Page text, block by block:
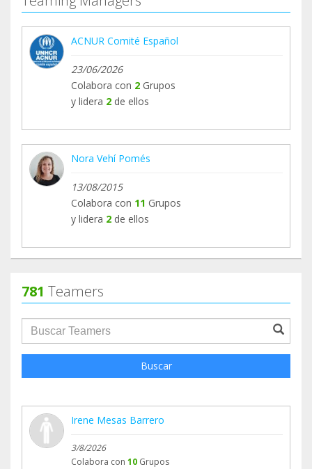
oportunidades de ingresos figuran entre las
principales preocupaciones de las personas que
regresan. Por ello, ACNUR mantiene su apoyo
tanto en los puntos de cruce como en las
comunidades de acogida y retorno, acompañando
a las familias en una etapa clave para reconstruir
Gracias a todos los y las teamers que hacen
posible esta respuesta cada día.
ACNUR Comité Español
23/06/2026
Colabora con 2 Grupos
y lidera 2 de ellos
Nora Vehí Pomés
13/08/2015
Colabora con 11 Grupos
y lidera 2 de ellos
781 Teamers
groupProfile.searchForm.search.text???
Buscar
Irene Mesas Barrero
3/8/2026
Colabora con 10 Grupos